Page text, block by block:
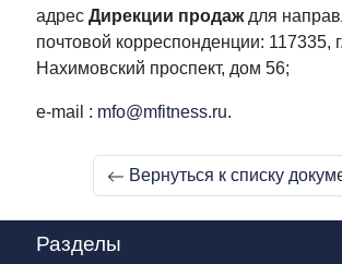
адрес Дирекции продаждля
почтовой корреспонденции: 117335,
Нахимовский проспект, дом 56;
e-mail : mfo@mfitness.ru.
Вернуться к списку
Разделы